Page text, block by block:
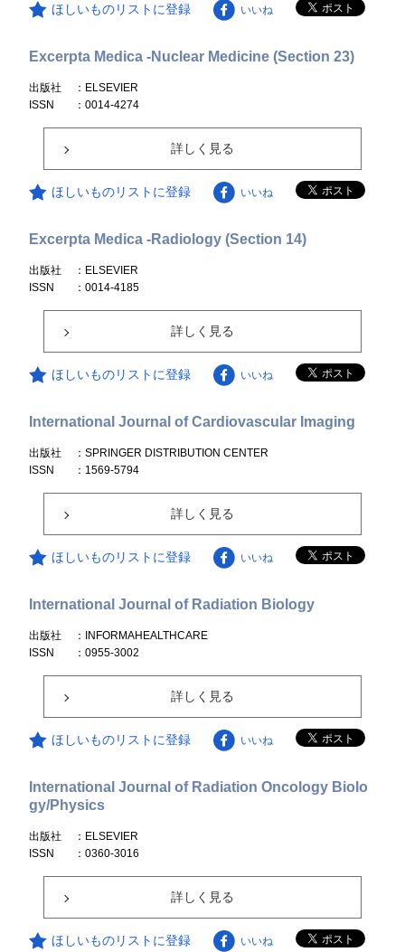
ほしいものリストに登録 いいね
Excerpta Medica -Nuclear Medicine (Section 23)
出版社
：ELSEVIER
ISSN
：0014-4274
詳しく見る
ほしいものリストに登録 いいね
Excerpta Medica -Radiology (Section 14)
出版社
：ELSEVIER
ISSN
：0014-4185
詳しく見る
ほしいものリストに登録 いいね
International Journal of Cardiovascular Imaging
出版社
：SPRINGER DISTRIBUTION CENTER
ISSN
：1569-5794
詳しく見る
ほしいものリストに登録 いいね
International Journal of Radiation Biology
出版社
：INFORMAHEALTHCARE
ISSN
：0955-3002
詳しく見る
ほしいものリストに登録 いいね
International Journal of Radiation Oncology Biolo
gy/Physics
出版社
：ELSEVIER
ISSN
：0360-3016
詳しく見る
ほしいものリストに登録 いいね